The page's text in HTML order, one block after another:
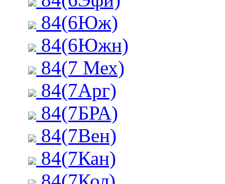
84(6Юж)
84(6Южн)
84(7 Мех)
84(7Арг)
84(7БРА)
84(7Вен)
84(7Кан)